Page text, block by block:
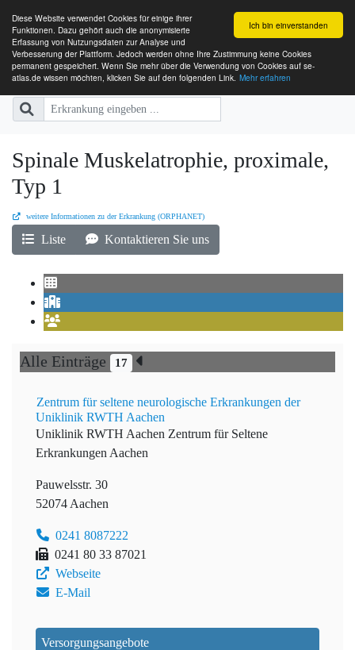
Ich bin einverstanden
Diese Website verwendet Cookies für einige ihrer
Funktionen. Dazu gehört auch die anonymisierte
Erfassung von Nutzungsdaten zur Analyse und
Verbesserung der Plattform. Jedoch werden ohne Ihre Zustimmung keine Cookies
permanent gespeichert. Wenn Sie mehr über die Verwendung von Cookies auf se-
atlas.de wissen möchten, klicken Sie auf den folgenden Link. Mehr erfahren
SE-ATLAS
Versorgungsatlas für Menschen
Spinale Muskelatrophie, proximale,
Typ 1
weitere Informationen zu der Erkrankung (ORPHANET)
Liste Kontaktieren Sie uns
Alle Einträge 17
Zentrum für seltene neurologische Erkrankungen der
Uniklinik RWTH Aachen
Uniklinik RWTH Aachen Zentrum für Seltene
Erkrankungen Aachen
Pauwelsstr. 30
52074 Aachen
0241 8087222
0241 80 33 87021
Webseite
E-Mail
Versorgungsangebote